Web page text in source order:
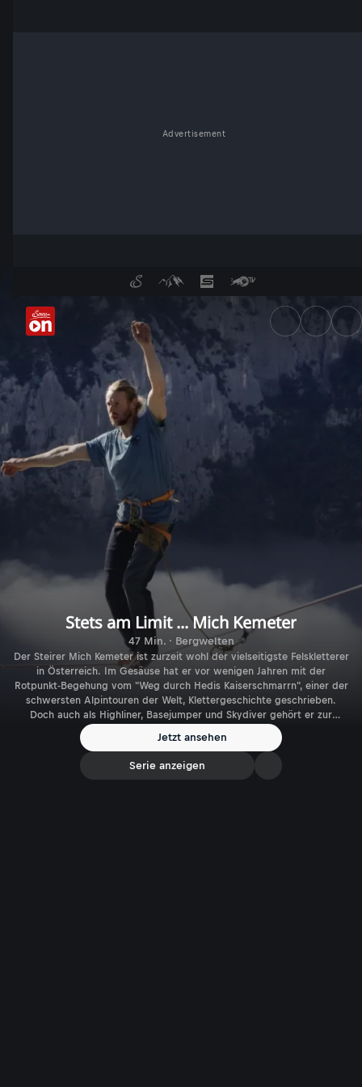
Advertisement
Stets am Limit - Mich
Stets am Limit ... Mich Kemeter
47 Min. · Bergwelten
Der Steirer Mich Kemeter ist zurzeit wohl der vielseitigste Felskletterer
in Österreich. Im Gesäuse hat er vor wenigen Jahren mit der
Rotpunkt-Begehung vom "Weg durch Hedis Kaiserschmarrn", einer der
schwersten Alpintouren der Welt, Klettergeschichte geschrieben.
Doch auch als Highliner, Basejumper und Skydiver gehört er zur
Weltspitze. Wie Mich Kemeter, der Perfektionist, der alles andere als
ein lebensmüder Hasardeur ist, tickt, das erzählt dieses filmische
Bergwelten-Porträt.
Jetzt ansehen
Serie anzeigen